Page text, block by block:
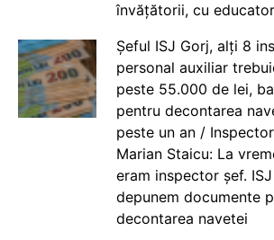
învățătorii, cu
Șeful ISJ Gorj, alți 8
personal auxiliar
peste 55.000 de lei,
pentru decontarea
peste un an /
Marian Staicu: La
eram inspector șef.
depunem documente
decontarea navetei